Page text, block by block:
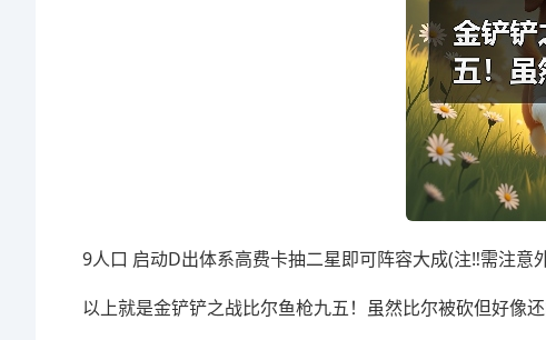
9人口 启动D出体系高费卡抽二星即可阵容大成(注‼️需注意
以上就是金铲铲之战比尔鱼枪九五！虽然比尔被砍但好像还